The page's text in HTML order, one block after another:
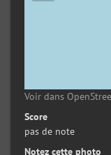
Voir dans
Score
pas de note
Notez cette photo